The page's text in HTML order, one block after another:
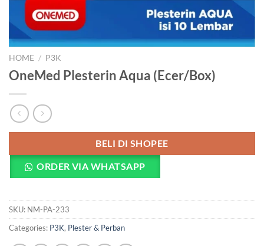
HOME / P3K
OneMed Plesterin Aqua (Ecer/Box)
BELI DI SHOPEE
ORDER VIA WHATSAPP
SKU: NM-PA-233
Categories: P3K, Plester & Perban